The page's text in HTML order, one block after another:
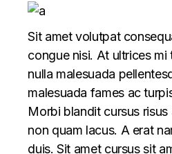
Sit amet volutpat
congue nisi. At ultrices
nulla malesuada
malesuada fames ac
Morbi blandit cursus risus
non quam lacus. A erat
duis. Sit amet cursus sit